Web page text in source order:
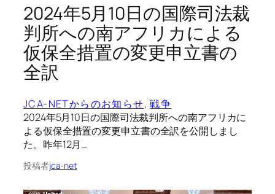
2024年5月10日の国際司法裁
判所への南アフリカによる
仮保全措置の変更申立書の
全訳
JCA-NETからのお知らせ, 戦争
2024年5月10日の国際司法裁判所への南アフリカに
よる仮保全措置の変更申立書の全訳を公開しまし
た。昨年12月…
投稿者jca-net